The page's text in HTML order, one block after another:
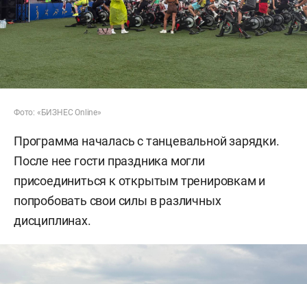
Фото: «БИЗНЕС Online»
Программа началась с танцевальной зарядки.
После нее гости праздника могли
присоединиться к открытым тренировкам и
попробовать свои силы в различных
дисциплинах.